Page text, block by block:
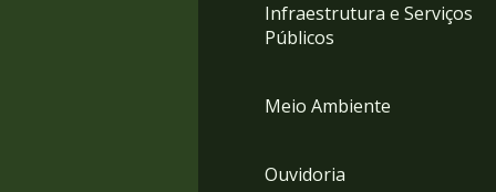
Infraestrutura e Serviços
Públicos
Meio Ambiente
Ouvidoria